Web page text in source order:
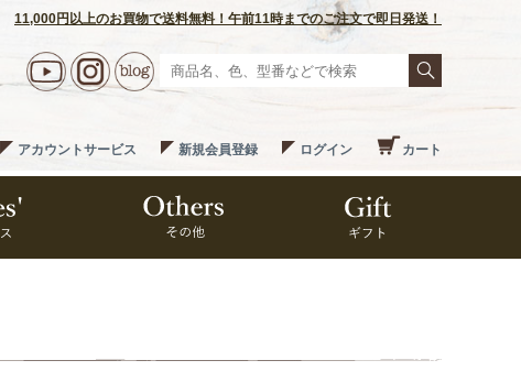
11,000円以上のお買物で送料無料！午前11時までのご注文で即日発送！
アカウントサービス 新規会員登録 ログイン カート